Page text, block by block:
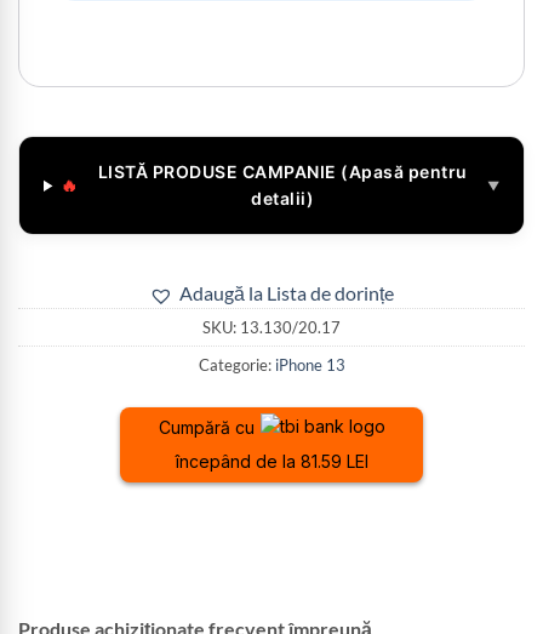
🔥
LISTĂ PRODUSE CAMPANIE (Apasă pentru
detalii)
▼
Adaugă la Lista de dorințe
SKU: 13.130/20.17
Categorie: iPhone 13
Cumpără cu
începând de la 81.59 LEI
Produse achiziționate frecvent împreună